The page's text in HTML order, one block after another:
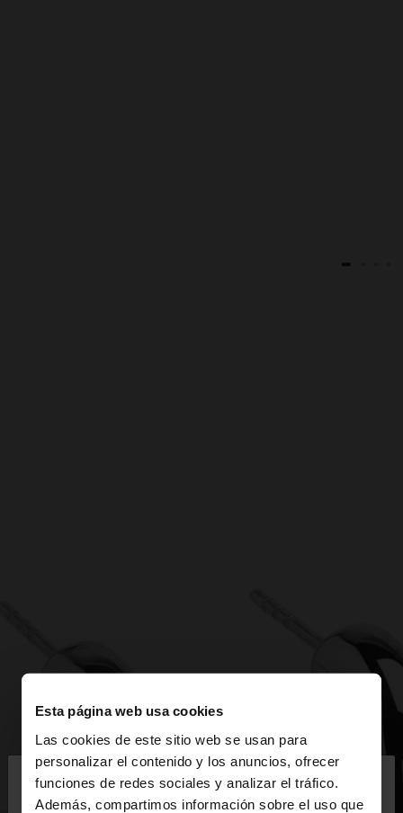
Esta página web usa cookies
Las cookies de este sitio web se usan para
personalizar el contenido y los anuncios, ofrecer
funciones de redes sociales y analizar el tráfico.
Además, compartimos información sobre el uso que
hola